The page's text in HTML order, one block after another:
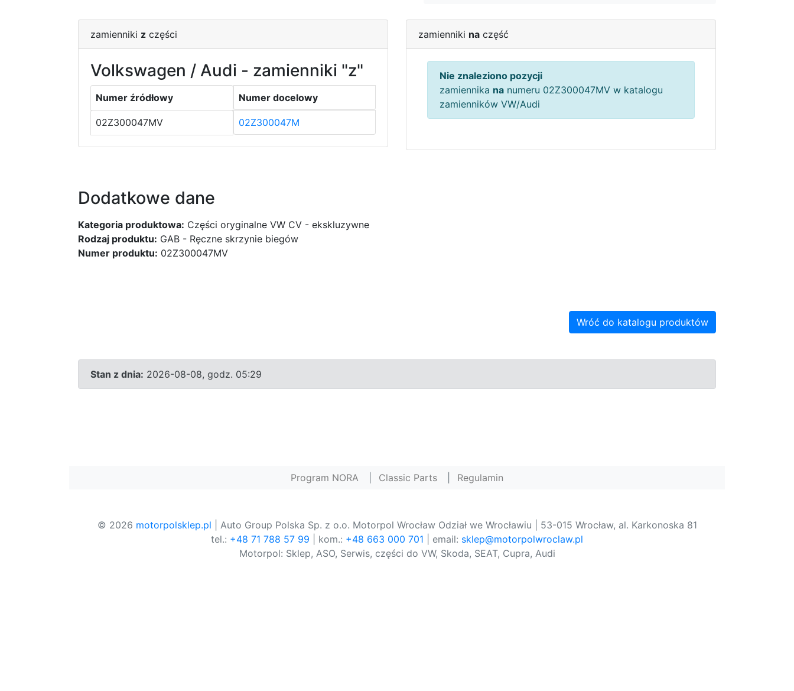
zamienniki z części
Volkswagen / Audi - zamienniki "z"
Numer źródłowy Numer docelowy
02Z300047MV 02Z300047M
zamienniki na część
Nie znaleziono pozycji
zamiennika na numeru 02Z300047MV w katalogu
zamienników VW/Audi
Dodatkowe dane
Kategoria produktowa: Części oryginalne VW CV - ekskluzywne
Rodzaj produktu: GAB - Ręczne skrzynie biegów
Numer produktu: 02Z300047MV
Wróć do katalogu produktów
Stan z dnia: 2026-08-08, godz. 05:29
Program NORA Classic Parts Regulamin
© 2026 motorpolsklep.pl | Auto Group Polska Sp. z o.o. Motorpol Wrocław Odział we Wrocławiu | 53-015 Wrocław, al. Karkonoska 81
tel.: +48 71 788 57 99 | kom.: +48 663 000 701 | email: sklep@motorpolwroclaw.pl
Motorpol: Sklep, ASO, Serwis, części do VW, Skoda, SEAT, Cupra, Audi